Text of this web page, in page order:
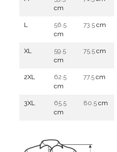
cm
L
56.5
cm
73.5 cm
XL
59.5
cm
75.5 cm
2XL
62.5
cm
77.5 cm
3XL
65.5
cm
80.5 cm